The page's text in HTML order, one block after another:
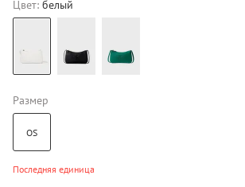
Цвет: белый
Размер
OS
Последняя единица